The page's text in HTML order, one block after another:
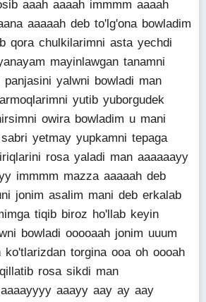
aaah aaaah immmm aaaah
aaaaah deb to'lg'ona bowladim
qora chulkilarimni asta yechdi
mayinlawgan tanamni
yalwni bowladi man
yutib yuborgudek
owira bowladim u mani
yetmay yupkamni tepaga
rosa yaladi man aaaaaayy
immmm mazza aaaaah deb
jonim asalim mani deb erkalab
tiqib biroz ho'llab keyin
bowladi ooooaah jonim uuum
ko'tlarizdan torgina ooa oh oooah
rosa sikdi man
aaayy aay ay aay